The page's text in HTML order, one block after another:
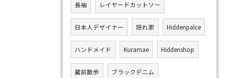
長袖 レイヤードカットソー
日本人デザイナー 隠れ家 Hiddenpalce
ハンドメイド Kuramae Hiddenshop
蔵前散歩 ブラックデニム